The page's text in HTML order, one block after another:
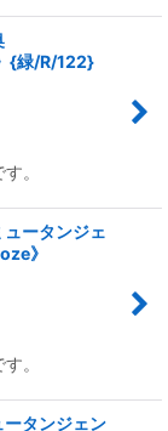
{緑/R/122}
。
ータンジェ
》
。
タンジェン